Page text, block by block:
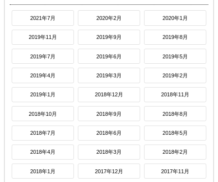
2021年7月 2020年2月 2020年1月
2019年11月 2019年9月 2019年8月
2019年7月 2019年6月 2019年5月
2019年4月 2019年3月 2019年2月
2019年1月 2018年12月 2018年11月
2018年10月 2018年9月 2018年8月
2018年7月 2018年6月 2018年5月
2018年4月 2018年3月 2018年2月
2018年1月 2017年12月 2017年11月